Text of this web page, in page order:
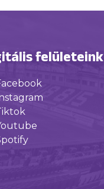
felületeink